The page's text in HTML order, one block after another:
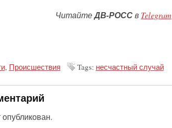
ЧитайтеДВ-РОССв Telegram
, Происшествия Tags: несчастный случай